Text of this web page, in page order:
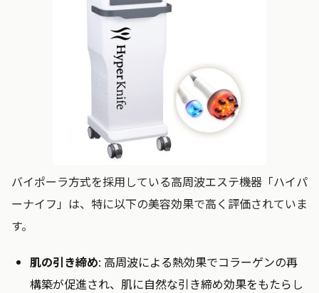
バイポーラ方式を採用している高周波エステ機器「ハイパ
ーナイフ」は、特に以下の美容効果で高く評価されていま
す。
肌の引き締め: 高周波による熱効果でコラーゲンの再
構築が促進され、肌に自然な引き締め効果をもたらし